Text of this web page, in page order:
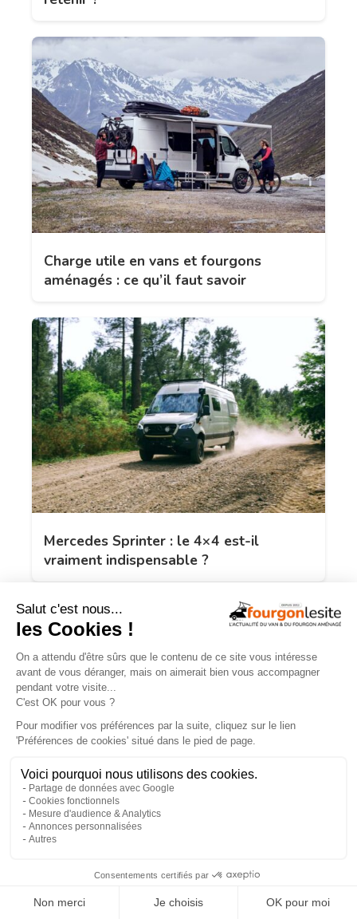
Charge utile en vans et fourgons
aménagés : ce qu’il faut savoir
Mercedes Sprinter : le 4×4 est-il
vraiment indispensable ?
ESSAIS
Malibu Genius : un fourgon Mercedes